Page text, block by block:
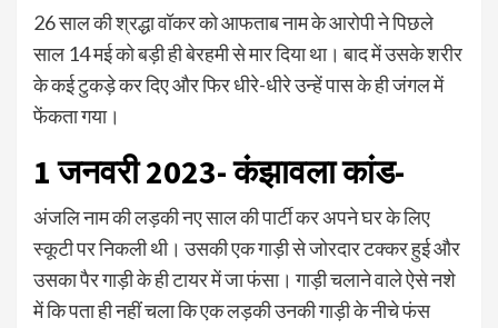
26 साल की श्रद्धा वॉकर को आफताब नाम के आरोपी ने पिछले
साल 14 मई को बड़ी ही बेरहमी से मार दिया था। बाद में उसके शरीर
के कई टुकड़े कर दिए और फिर धीरे-धीरे उन्हें पास के ही जंगल में
फेंकता गया।
1 जनवरी 2023- कंझावला कांड-
अंजलि नाम की लड़की नए साल की पार्टी कर अपने घर के लिए
स्कूटी पर निकली थी। उसकी एक गाड़ी से जोरदार टक्कर हुई और
उसका पैर गाड़ी के ही टायर में जा फंसा। गाड़ी चलाने वाले ऐसे नशे
में कि पता ही नहीं चला कि एक लड़की उनकी गाड़ी के नीचे फंस